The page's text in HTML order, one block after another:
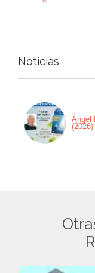
Noticias
Ángel
(2026)